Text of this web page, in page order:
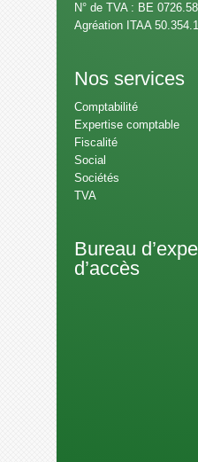
N° de TVA : BE
Agréation ITAA
Nos services
Comptabilité
Expertise comptable
Fiscalité
Social
Sociétés
TVA
Bureau
d’accès